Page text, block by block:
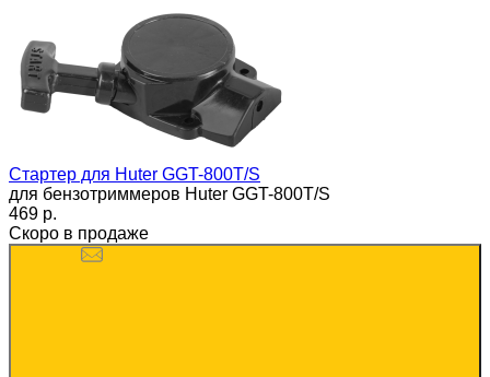
Стартер для Huter GGT-800T/S
для бензотриммеров Huter GGT-800T/S
469 p.
Скоро в продаже